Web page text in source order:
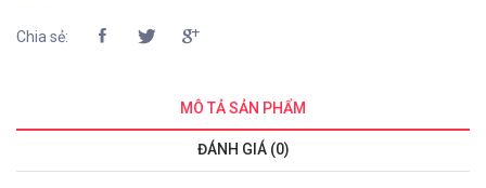
Chia sẻ:
MÔ TẢ SẢN PHẨM
ĐÁNH GIÁ (0)